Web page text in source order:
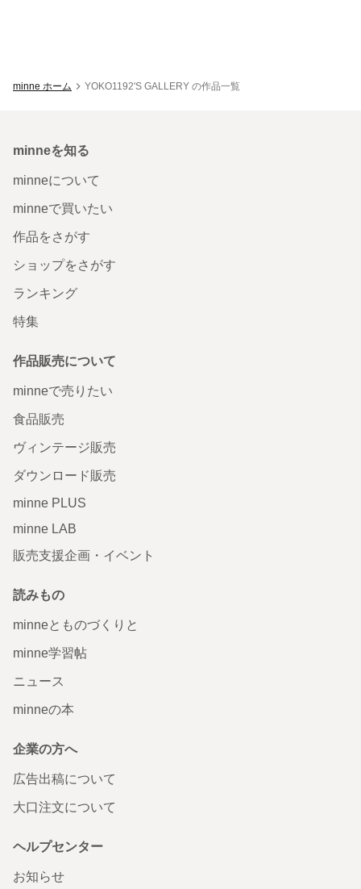
minne ホーム YOKO1192'S GALLERY の作品一覧
minneを知る
minneについて
minneで買いたい
作品をさがす
ショップをさがす
ランキング
特集
作品販売について
minneで売りたい
食品販売
ヴィンテージ販売
ダウンロード販売
minne PLUS
minne LAB
販売支援企画・イベント
読みもの
minneとものづくりと
minne学習帖
ニュース
minneの本
企業の方へ
広告出稿について
大口注文について
ヘルプセンター
お知らせ